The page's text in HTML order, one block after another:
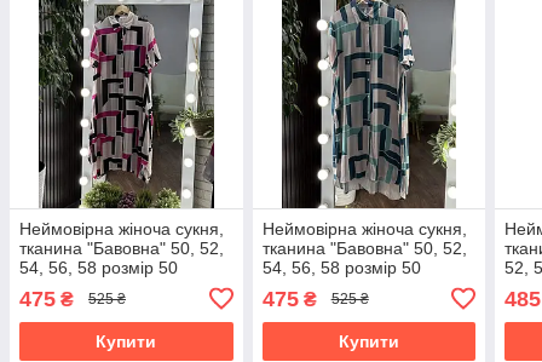
Неймовірна жіноча сукня,
тканина "Бавовна" 50, 52,
54, 56, 58 розмір 50
475 ₴ 525 ₴
Купити
Неймовірна жіноча сукня,
тканина "Бавовна" 50, 52,
54, 56, 58 розмір 50
475₴ 525 ₴
Купити
52,
485